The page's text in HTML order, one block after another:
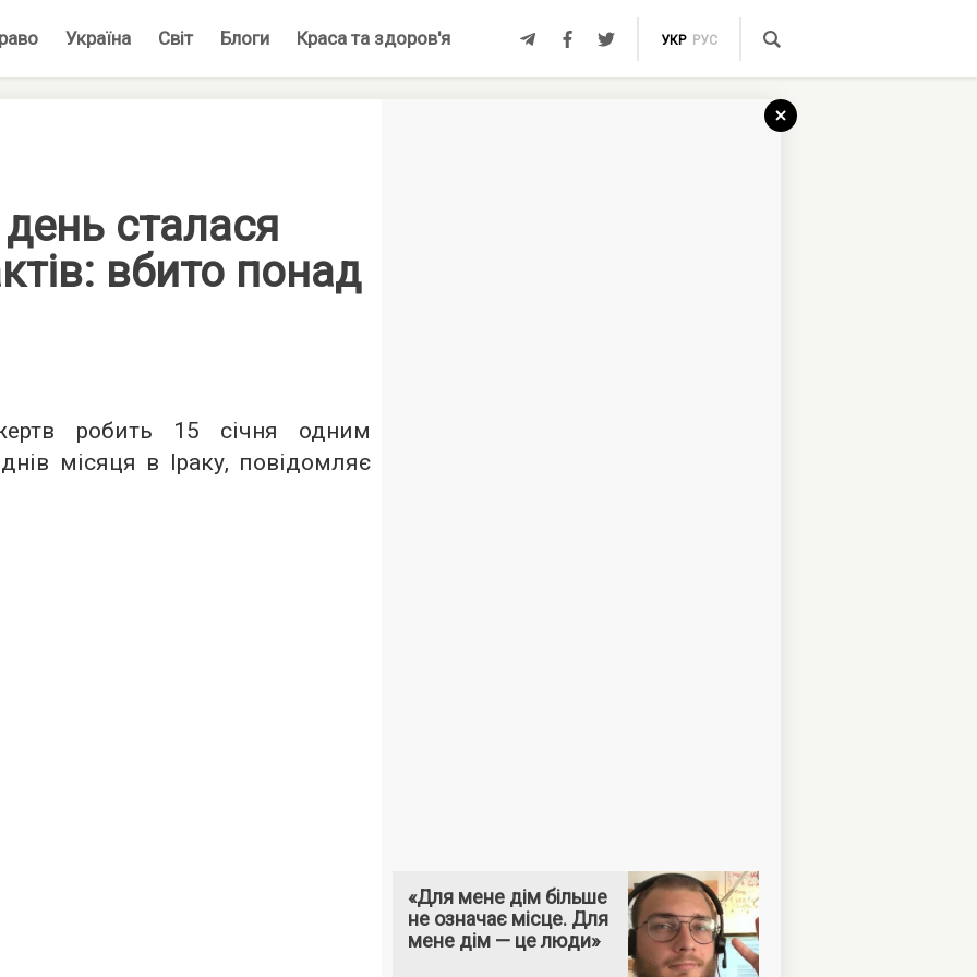
Україна Світ Блоги Краса та здоров'я УКР РУС
день сталася
вбито понад
робить 15 січня одним
місяця в Іраку, повідомляє
«Для мене дім більше
не означає місце. Для
мене дім — це люди»